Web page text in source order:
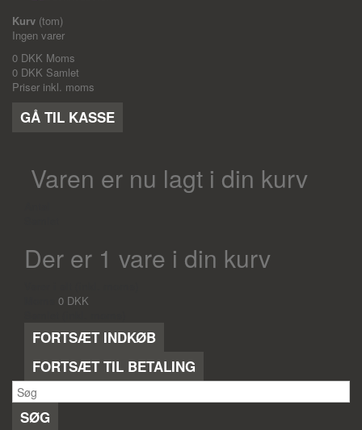
Kurv (tom)
Ingen varer
0 DKK Moms
0 DKK Samlet
Priser inkl. moms
GÅ TIL KASSE
Varen er nu lagt i din kurv
Der er 1 vare i din kurv
0 DKK
FORTSÆT INDKØB
FORTSÆT TIL BETALING
SØG